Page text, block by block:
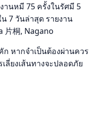
านหมี 75 ครั้งในรัศมี 5
7 วันล่าสุด รายงาน
片桐, Nagano
หากจำเป็นต้องผ่านควร
ลี่ยงเส้นทางจะปลอดภัย